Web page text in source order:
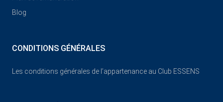
Blog
CONDITIONS GÉNÉRALES
Les conditions générales de l’appartenance au Club ESSENS